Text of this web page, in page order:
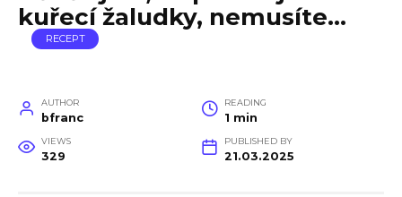
kuřecí žaludky, nemusíte…
RECEPT
AUTHOR
bfranc
READING
1 min
VIEWS
329
PUBLISHED BY
21.03.2025